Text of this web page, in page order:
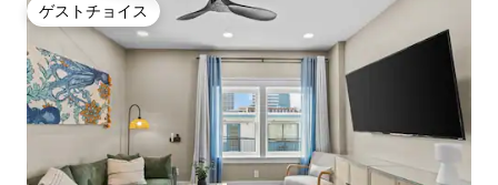
ゲストチョイス
ゲストチョイス